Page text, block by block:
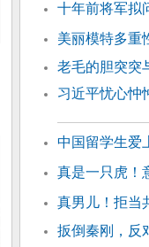
十年前将军拟
美丽模特多重
老毛的胆突突
习近平忧心忡
中国留学生爱
真是一只虎！
真男儿！拒当
扳倒秦刚，反